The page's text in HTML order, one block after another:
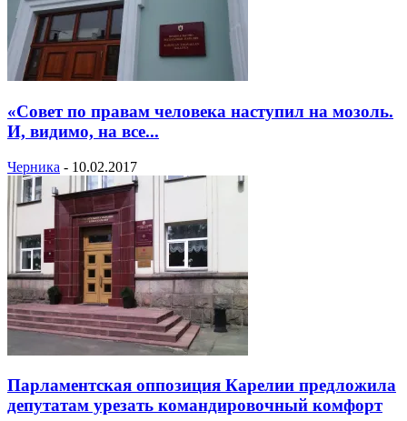
«Совет по правам человека наступил на мозоль.
И, видимо, на все...
Черника - 10.02.2017
Парламентская оппозиция Карелии предложила
депутатам урезать командировочный комфорт